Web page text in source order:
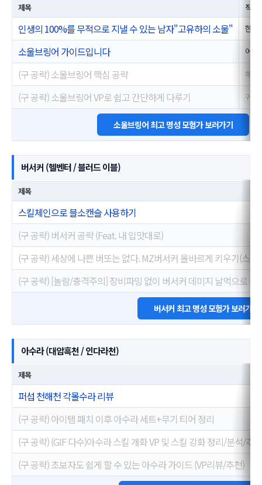
제목 작성
인생의 100%를 무적으로 지낼 수 있는 남자"고유하의 소울" 한리
소울브링어 가이드입니다 어야
(구 공략) 소울브링어 핵심 공략 해방
(구 공략) 소울브링어 VP로 쉽고 간단하게 다루기 귀신
소울브링어 최고 명성 모험가 보러가기
버서커 (헬벤터 / 블러드 이블)
제목
스킬체인으로 블소캔슬 사용하기
(구 공략) 버서커 공략 (Feat. 내 입맛대로)
(구 공략) 세상에 나쁜 버또는 없다. MZ버서커 올바르게 키우기(스킬
(구 공략) [놀람/충격주의] 장비파밍 없이 버서커 데미지 날먹으로 키
버서커 최고 명성 모험가 보러가기
아수라 (대암흑천 / 인다라천)
제목
퍼섭 천해천 각몰수라 리뷰
(구 공략) 아이탬 패치 이후 아수라 세트+무기 티어 정리
(구 공략) (GIF 다수)아수라 스킬 개화 VP 및 스킬 강화 정리/분석/추천
(구 공략) 초보자도 쉽게 할 수 있는 아수라 가이드 (VP리뷰/추천)